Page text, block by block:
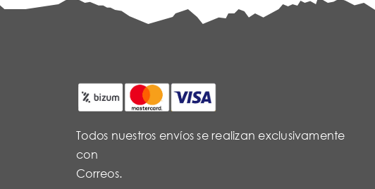
Todos nuestros envíos se realizan exclusivamente
con
Correos.